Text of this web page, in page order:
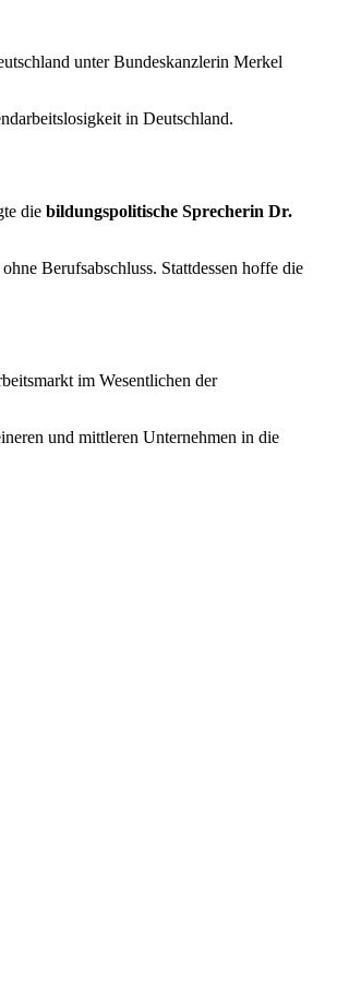
unter Bundeskanzlerin Merkel
in Deutschland.
die bildungspolitische Sprecherin Dr.
Berufsabschluss. Stattdessen hoffe die
im Wesentlichen der
und mittleren Unternehmen in die